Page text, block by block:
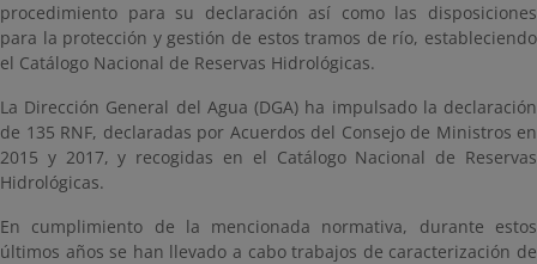
procedimiento para su declaración así como las disposiciones
para la protección y gestión de estos tramos de río, estableciendo
el Catálogo Nacional de Reservas Hidrológicas.
La Dirección General del Agua (DGA) ha impulsado la declaración
de 135 RNF, declaradas por Acuerdos del Consejo de Ministros en
2015 y 2017, y recogidas en el Catálogo Nacional de Reservas
Hidrológicas.
En cumplimiento de la mencionada normativa, durante estos
últimos años se han llevado a cabo trabajos de caracterización de